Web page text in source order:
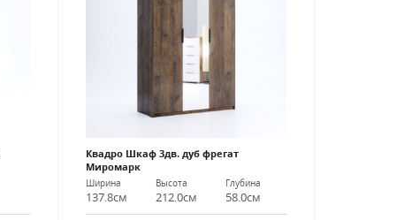
Квадро Шкаф 3дв. дуб фрегат
Миромарк
Ширина
137.8см
Высота
212.0см
Глубина
58.0см